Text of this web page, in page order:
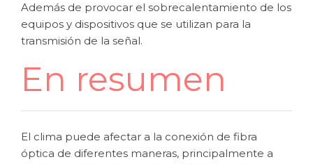
Además de provocar el sobrecalentamiento de los
equipos y dispositivos que se utilizan para la
transmisión de la señal.
En resumen
El clima puede afectar a la conexión de fibra
óptica de diferentes maneras, principalmente a